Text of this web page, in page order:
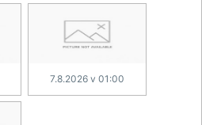
7.8.2026 v 01:00